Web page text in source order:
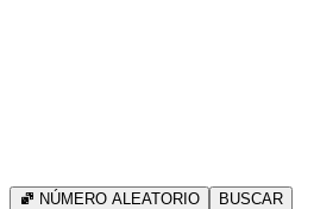
NÚMERO ALEATORIO BUSCAR